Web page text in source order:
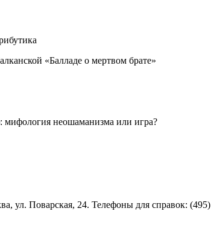
«Балладе о мертвом брате»
неошаманизма или игра?
ул. Поварская, 24. Телефоны для справок: